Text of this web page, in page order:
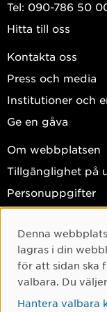
Tel: 090-786 50
Hitta till oss
Kontakta oss
Press och media
Institutioner och
Ge en gåva
Om webbplatsen
Tillgänglighet på
Personuppgifter
Facebook
Instagram
TikTok
Youtube
Cookie-
Denna
lagras i din
för att sidan ska
valbara. Du
Hantera valbara